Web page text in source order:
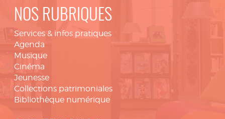
NOS RUBRIQUES
Services & infos pratiques
Agenda
Musique
Cinéma
Jeunesse
Collections patrimoniales
Bibliothèque numérique